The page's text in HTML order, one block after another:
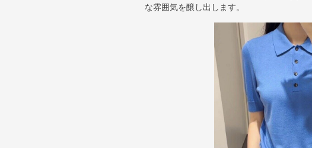
な雰囲気を醸し出します。